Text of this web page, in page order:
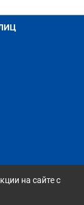
на сайте с